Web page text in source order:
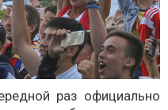
раз официально